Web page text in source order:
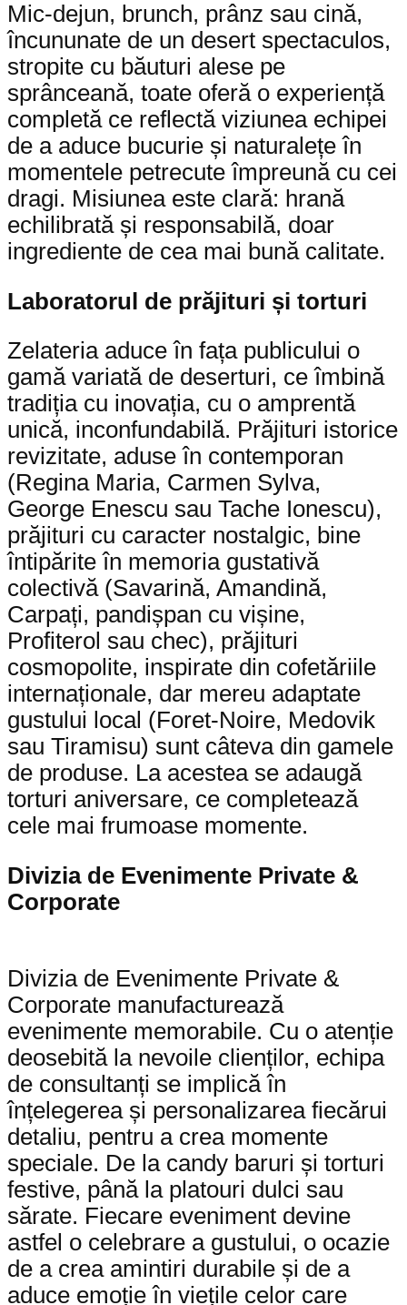
Mic-dejun, brunch, prânz sau cină,
încununate de un desert spectaculos,
stropite cu băuturi alese pe
sprânceană, toate oferă o experiență
completă ce reflectă viziunea echipei
de a aduce bucurie și naturalețe în
momentele petrecute împreună cu cei
dragi. Misiunea este clară: hrană
echilibrată și responsabilă, doar
ingrediente de cea mai bună calitate.
Laboratorul de prăjituri și torturi
Zelateria aduce în fața publicului o
gamă variată de deserturi, ce îmbină
tradiția cu inovația, cu o amprentă
unică, inconfundabilă. Prăjituri istorice
revizitate, aduse în contemporan
(Regina Maria, Carmen Sylva,
George Enescu sau Tache Ionescu),
prăjituri cu caracter nostalgic, bine
întipărite în memoria gustativă
colectivă (Savarină, Amandină,
Carpați, pandișpan cu vișine,
Profiterol sau chec), prăjituri
cosmopolite, inspirate din cofetăriile
internaționale, dar mereu adaptate
gustului local (Foret-Noire, Medovik
sau Tiramisu) sunt câteva din gamele
de produse. La acestea se adaugă
torturi aniversare, ce completează
cele mai frumoase momente.
Divizia de Evenimente Private &
Corporate
Divizia de Evenimente Private &
Corporate manufacturează
evenimente memorabile. Cu o atenție
deosebită la nevoile clienților, echipa
de consultanți se implică în
înțelegerea și personalizarea fiecărui
detaliu, pentru a crea momente
speciale. De la candy baruri și torturi
festive, până la platouri dulci sau
sărate. Fiecare eveniment devine
astfel o celebrare a gustului, o ocazie
de a crea amintiri durabile și de a
aduce emoție în viețile celor care